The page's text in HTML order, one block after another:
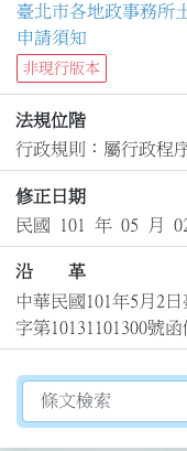
臺北市各地政事務所
申請須知
非現行版本
法規位階
行政規則：屬行政程
修正日期
民國 101 年 05 月
沿 革
中華民國101年5月2
字第10131101300號
切換選擇法規資訊內容